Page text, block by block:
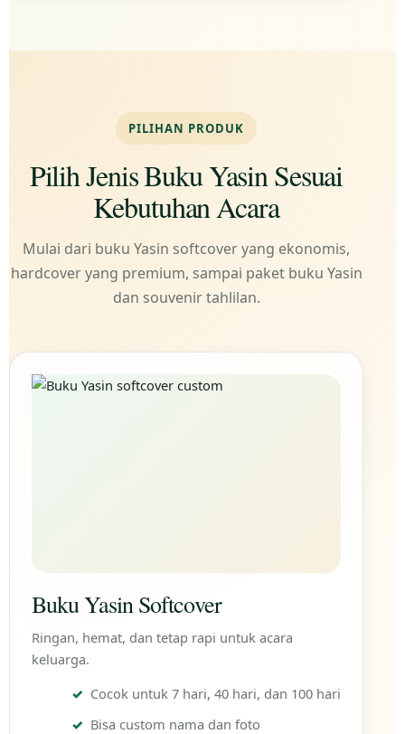
PILIHAN PRODUK
Pilih Jenis Buku Yasin Sesuai
Kebutuhan Acara
Mulai dari buku Yasin softcover yang ekonomis,
hardcover yang premium, sampai paket buku Yasin
dan souvenir tahlilan.
Buku Yasin Softcover
Ringan, hemat, dan tetap rapi untuk acara
keluarga.
Cocok untuk 7 hari, 40 hari, dan 100 hari
Bisa custom nama dan foto